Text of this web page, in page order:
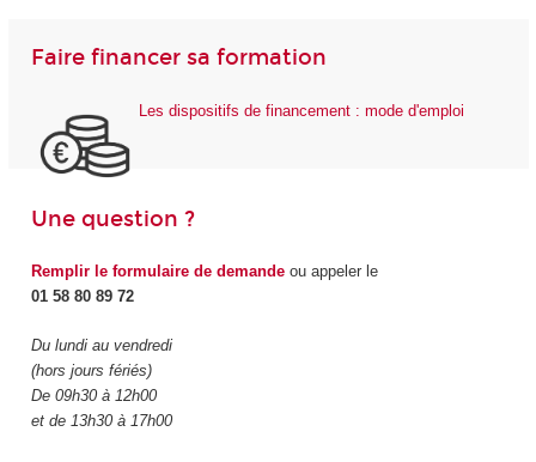
Faire financer sa formation
Les dispositifs de financement : mode d'emploi
Une question ?
Remplir le formulaire de demandeou appeler le
01 58 80 89 72
Du lundi au vendredi
(hors jours fériés)
De 09h30 à 12h00
et de 13h30 à 17h00